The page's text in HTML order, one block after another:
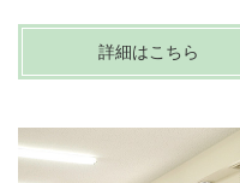
詳細はこちら